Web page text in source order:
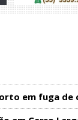
em fuga de